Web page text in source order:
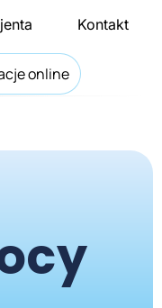
Kontakt
online